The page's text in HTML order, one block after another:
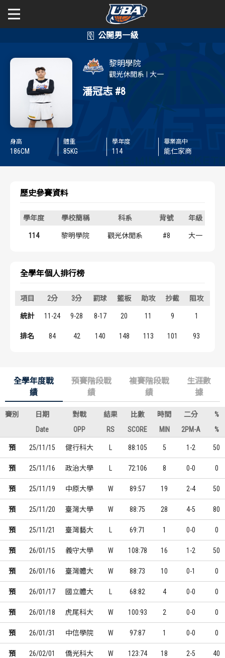
公開男一級 賽事資訊
賽程表
球隊資訊
歷屆冠軍
公開女一級
賽事資訊
賽程表
球隊資訊
歷屆冠軍
二級與一般組
新聞
黎明學院
觀光休閒系 大一
潘冠志 #8
身高
186CM
體重
85KG
學年度
114
畢業高中
能仁家商
歷史參賽資料
學年度 學校簡稱 科系 背號 年級
114 黎明學院 觀光休閒系 #8 大一
全學年個人排行榜
項目 2分 3分 罰球 籃板 助攻 抄截 阻攻
統計 11-24 9-28 8-17 20 11 9 1
排名 84 42 140 148 113 101 93
全學年度戰
績
預賽階段戰
績
複賽階段戰
績
生涯數
據
賽別 日期 對戰 結果 比數 時間 二分
%
Date
OPP RS SCORE MIN 2PM-A %
預 25/11/15 健行科大 88:105 5 1-2 50
預 25/11/16 政治大學 72:106 8 0-0 0
預 25/11/19 中原大學 W 89:57 19 2-4 50
預 25/11/20 臺灣大學 W 88:75 28 4-5 80
預 25/11/21 臺灣藝大 69:71 1 0-0 0
預 26/01/15 義守大學 W 108:78 16 1-2 50
預 26/01/16 臺灣體大 W 88:73 10 0-1 0
預 26/01/17 國立體大 68:82 4 0-0 0
預 26/01/18 虎尾科大 W 100:93 2 0-0 0
預 26/01/31 中信學院 W 97:87 1 0-0 0
預 26/02/01 僑光科大 W 123:74 18 2-5 40